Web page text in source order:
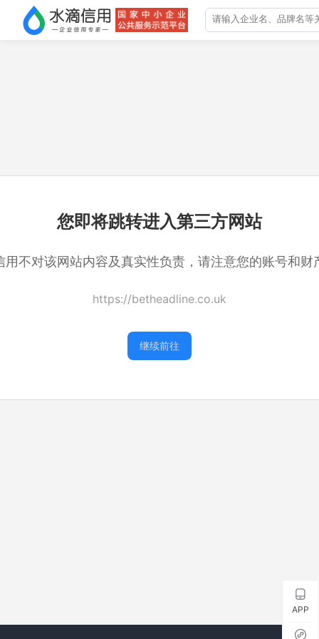
您即将跳转进入第三方网站
用不对该网站内容及真实性负责，请注意您的账号和财
https://betheadline.co.uk
继续前往
APP